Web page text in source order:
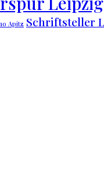
Apitz Schriftsteller